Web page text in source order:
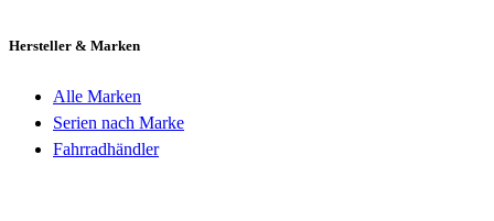
Hersteller & Marken
Alle Marken
Serien nach Marke
Fahrradhändler